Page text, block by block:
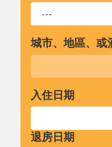
城市、地區、或
入住日期
退房日期